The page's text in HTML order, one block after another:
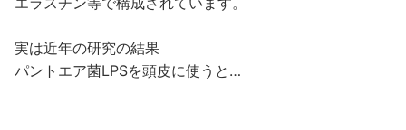
実は近年の研究の結果
パントエア菌LPSを頭皮に使うと…